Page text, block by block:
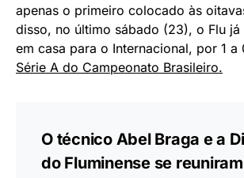
apenas o primeiro colocado às
disso, no último sábado (23), o Flu
em casa para o Internacional, por 1 a
Série A do Campeonato Brasileiro.
O técnico Abel Braga e a
do Fluminense se